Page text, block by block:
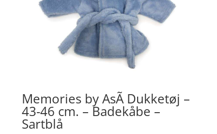
Memories by AsÃ­ Dukketøj –
43-46 cm. – Badekåbe –
Sartblå